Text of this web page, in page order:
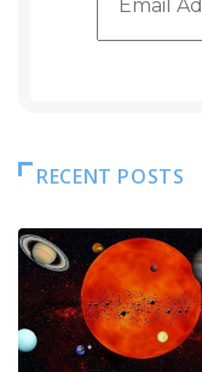
RECENT POSTS